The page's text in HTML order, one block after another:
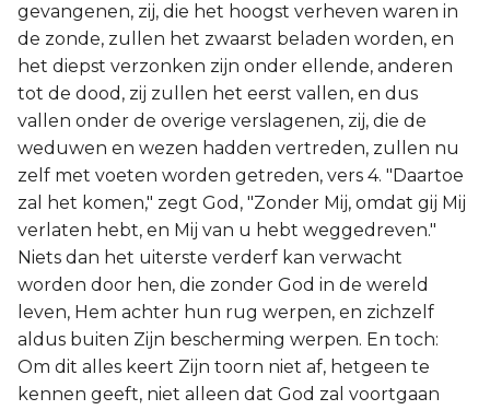
gevangenen, zij, die het hoogst verheven waren in
de zonde, zullen het zwaarst beladen worden, en
het diepst verzonken zijn onder ellende, anderen
tot de dood, zij zullen het eerst vallen, en dus
vallen onder de overige verslagenen, zij, die de
weduwen en wezen hadden vertreden, zullen nu
zelf met voeten worden getreden, vers 4. "Daartoe
zal het komen," zegt God, "Zonder Mij, omdat gij Mij
verlaten hebt, en Mij van u hebt weggedreven."
Niets dan het uiterste verderf kan verwacht
worden door hen, die zonder God in de wereld
leven, Hem achter hun rug werpen, en zichzelf
aldus buiten Zijn bescherming werpen. En toch:
Om dit alles keert Zijn toorn niet af, hetgeen te
kennen geeft, niet alleen dat God zal voortgaan